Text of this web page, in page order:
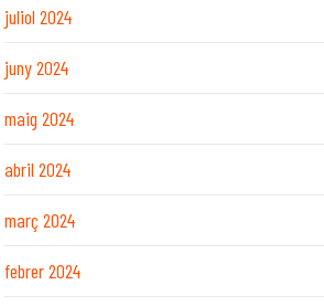
juliol 2024
juny 2024
maig 2024
abril 2024
març 2024
febrer 2024